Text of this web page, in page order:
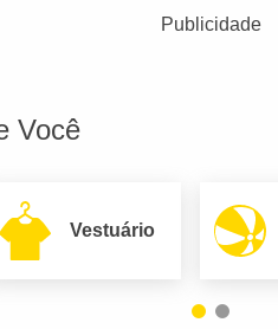
Publicidade
Você
Vestuário